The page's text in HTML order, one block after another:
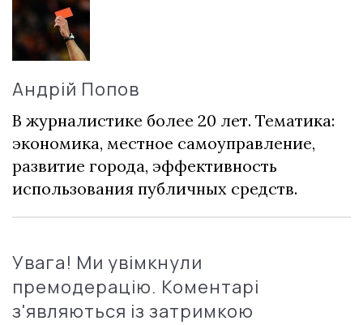
Андрій Попов
В журналистике более 20 лет. Тематика:
экономика, местное самоуправление,
развитие города, эффективность
использования публичных средств.
Увага! Ми увімкнули
премодерацію. Коментарі
з'являються із затримкою